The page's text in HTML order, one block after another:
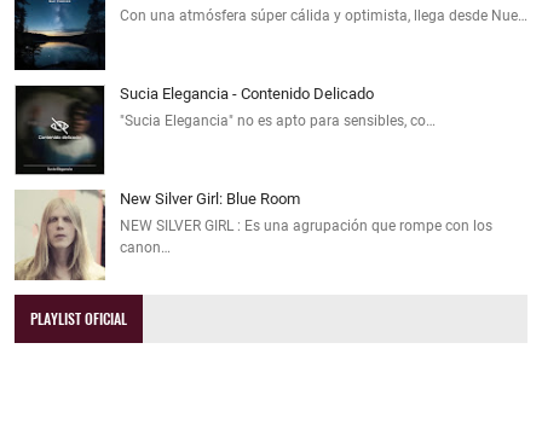
Con una atmósfera súper cálida y optimista, llega desde Nue…
Sucia Elegancia - Contenido Delicado
"Sucia Elegancia" no es apto para sensibles, co…
New Silver Girl: Blue Room
NEW SILVER GIRL : Es una agrupación que rompe con los
canon…
PLAYLIST OFICIAL